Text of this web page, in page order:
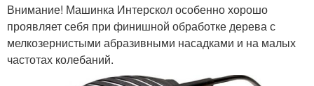
Внимание! Машинка Интерскол особенно хорошо
проявляет себя при финишной обработке дерева с
мелкозернистыми абразивными насадками и на малых
частотах колебаний.